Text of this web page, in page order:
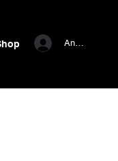
Anmelden